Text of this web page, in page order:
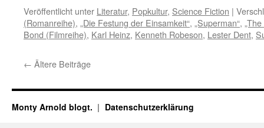
Veröffentlicht unter Literatur, Popkultur, Science Fiction |
(Romanreihe), „Die Festung der Einsamkeit“, „Superman“,
Bond (Filmreihe), Karl Heinz, Kenneth Robeson, Lester Dent,
← Ältere Beiträge
Monty Arnold blogt. Datenschutz­erklärung